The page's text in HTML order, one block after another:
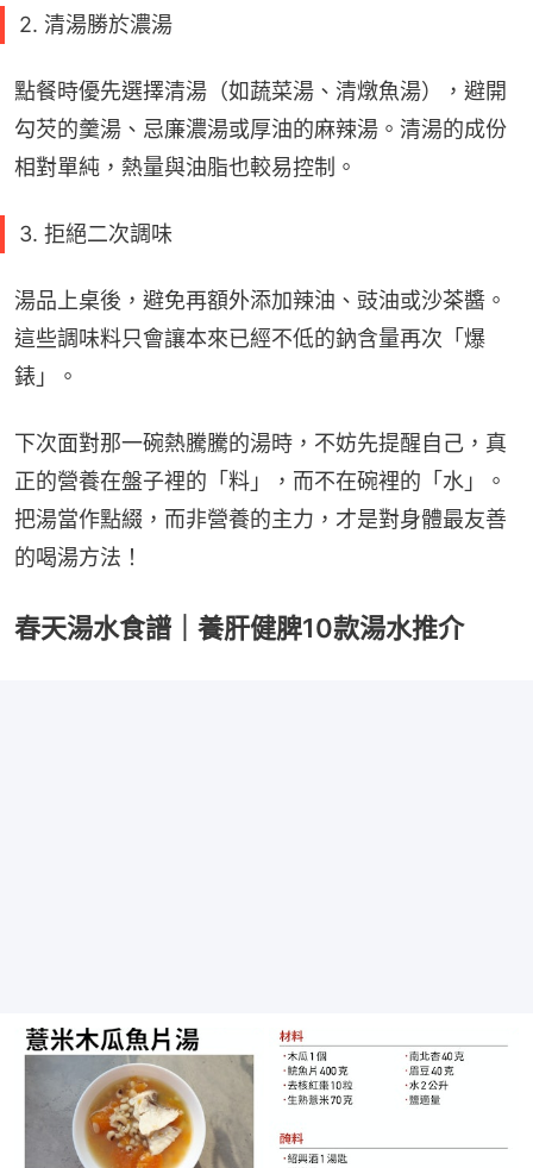
2. 清湯勝於濃湯
點餐時優先選擇清湯（如蔬菜湯、清燉魚湯），避開
勾芡的羹湯、忌廉濃湯或厚油的麻辣湯。清湯的成份
相對單純，熱量與油脂也較易控制。
3. 拒絕二次調味
湯品上桌後，避免再額外添加辣油、豉油或沙茶醬。
這些調味料只會讓本來已經不低的鈉含量再次「爆
錶」。
下次面對那一碗熱騰騰的湯時，不妨先提醒自己，真
正的營養在盤子裡的「料」，而不在碗裡的「水」。
把湯當作點綴，而非營養的主力，才是對身體最友善
的喝湯方法！
春天湯水食譜｜養肝健脾10款湯水推介